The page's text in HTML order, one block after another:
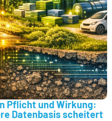
Pflicht und Wirkung:
Datenbasis scheitert